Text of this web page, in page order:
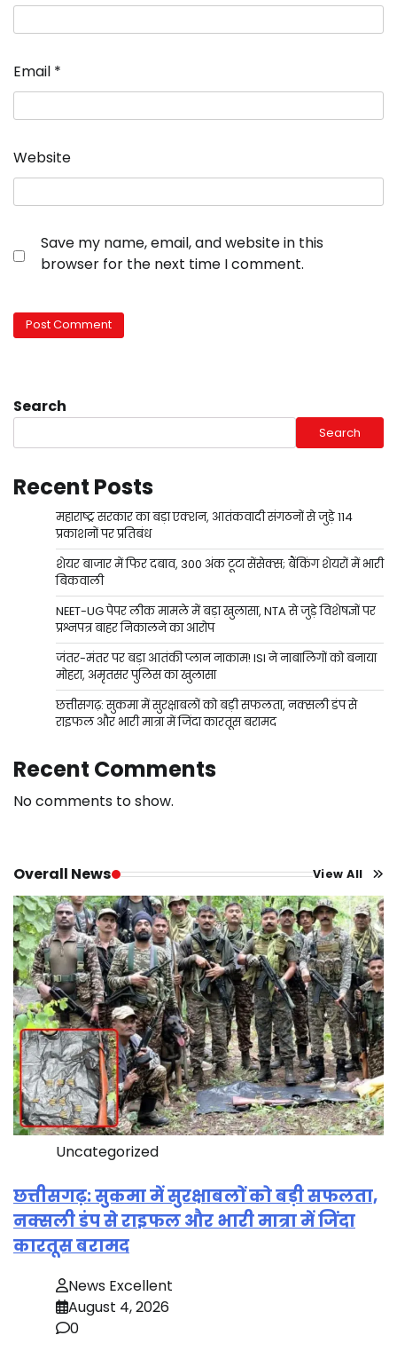
Email *
Website
Save my name, email, and website in this
browser for the next time I comment.
Search
Search
Recent Posts
महाराष्ट्र सरकार का बड़ा एक्शन, आतंकवादी संगठनों से जुड़े 114
प्रकाशनों पर प्रतिबंध
शेयर बाजार में फिर दबाव, 300 अंक टूटा सेंसेक्स; बैंकिंग शेयरों में भारी
बिकवाली
NEET-UG पेपर लीक मामले में बड़ा खुलासा, NTA से जुड़े विशेषज्ञों पर
प्रश्नपत्र बाहर निकालने का आरोप
जंतर-मंतर पर बड़ा आतंकी प्लान नाकाम! ISI ने नाबालिगों को बनाया
मोहरा, अमृतसर पुलिस का खुलासा
छत्तीसगढ़: सुकमा में सुरक्षाबलों को बड़ी सफलता, नक्सली डंप से
राइफल और भारी मात्रा में जिंदा कारतूस बरामद
Recent Comments
No comments to show.
Overall News View All
Uncategorized
छत्तीसगढ़: सुकमा में सुरक्षाबलों को बड़ी सफलता,
नक्सली डंप से राइफल और भारी मात्रा में जिंदा
कारतूस बरामद
News Excellent
August 4, 2026
0